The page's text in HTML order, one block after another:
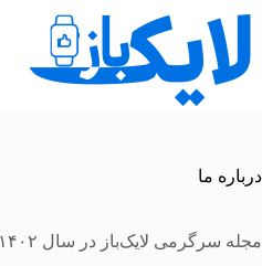
محتوا
درباره ما
مجله سرگرمی لایک‌باز در سال ۱۴۰۲ فعالیت خود را آغاز کرده است.